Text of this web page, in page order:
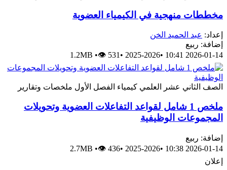
مخططات منهجية في الكيمياء العضوية
إعداد: عبد الحميد الخن
إضافة: ربيع
2026-01-14 10:41
•
2025-2026
•
1.2MB •👁 531
الصف الثاني عشر العلمي كيمياء الفصل الأول ملخصات وتقارير
ملخص 1 شامل لقواعد التفاعلات العضوية وتحويلات
المجموعات الوظيفية
إضافة: ربيع
2026-01-14 10:38
•
2025-2026
•
2.7MB •👁 436
إعلان